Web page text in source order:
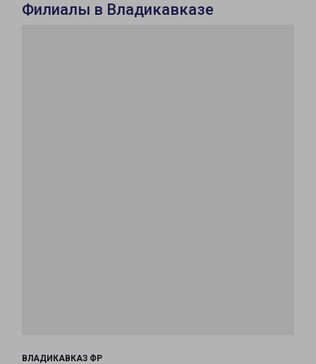
Филиалы в Владикавказе
ВЛАДИКАВКАЗ ФР